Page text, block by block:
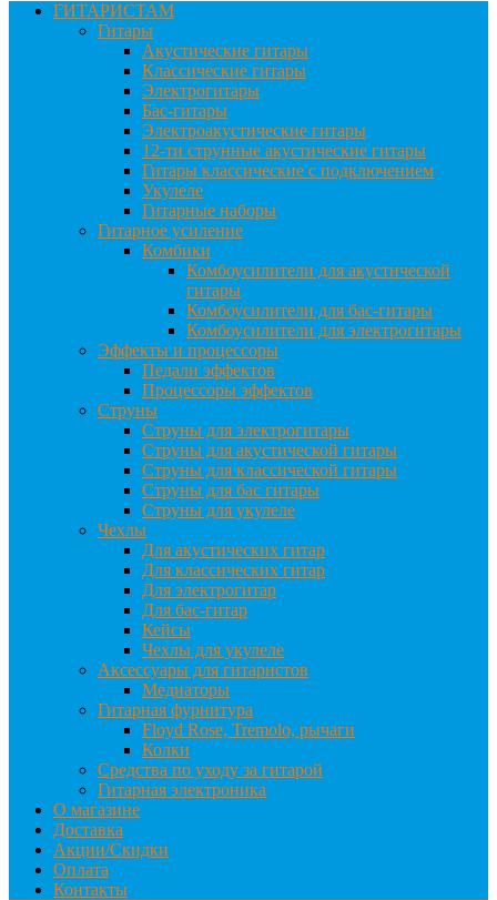
ГИТАРИСТАМ
Гитары
Акустические гитары
Классические гитары
Электрогитары
Бас-гитары
Электроакустические гитары
12-ти струнные акустические гитары
Гитары классические с подключением
Укулеле
Гитарные наборы
Гитарное усиление
Комбики
Комбоусилители для акустической
гитары
Комбоусилители для бас-гитары
Комбоусилители для электрогитары
Эффекты и процессоры
Педали эффектов
Процессоры эффектов
Струны
Струны для электрогитары
Струны для акустической гитары
Струны для классической гитары
Струны для бас гитары
Струны для укулеле
Чехлы
Для акустических гитар
Для классических гитар
Для электрогитар
Для бас-гитар
Кейсы
Чехлы для укулеле
Аксессуары для гитаристов
Медиаторы
Гитарная фурнитура
Floyd Rose, Tremolo, рычаги
Колки
Средства по уходу за гитарой
Гитарная электроника
О магазине
Доставка
Акции/Скидки
Оплата
Контакты